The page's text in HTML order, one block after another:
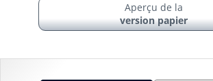
Aperçu de la
version papier